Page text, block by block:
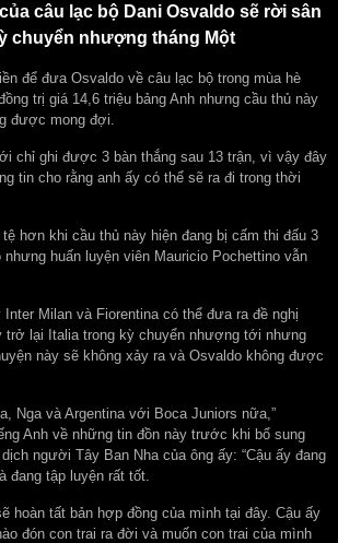
câu lạc bộ Dani Osvaldo sẽ rời sân
chuyển nhượng tháng Một
để đưa Osvaldo về câu lạc bộ trong mùa hè
trị giá 14,6 triệu bảng Anh nhưng cầu thủ này
được mong đợi.
chỉ ghi được 3 bàn thắng sau 13 trận, vì vậy đây
tin cho rằng anh ấy có thể sẽ ra đi trong thời
hơn khi cầu thủ này hiện đang bị cấm thi đấu 3
huấn luyện viên Mauricio Pochettino vẫn
Milan và Fiorentina có thể đưa ra đề nghị
trở lại Italia trong kỳ chuyển nhượng tới nhưng
này sẽ không xảy ra và Osvaldo không được
Nga và Argentina với Boca Juniors nữa,”
Anh về những tin đồn này trước khi bổ sung
người Tây Ban Nha của ông ấy: “Cậu ấy đang
đang tập luyện rất tốt.
hoàn tất bản hợp đồng của mình tại đây. Cậu ấy
đón con trai ra đời và muốn con trai của mình